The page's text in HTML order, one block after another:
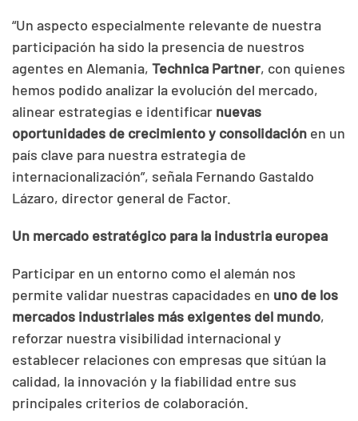
“Un aspecto especialmente relevante de nuestra
participación ha sido la presencia de nuestros
agentes en Alemania, Technica Partner, con quienes
hemos podido analizar la evolución del mercado,
alinear estrategias e identificar nuevas
oportunidades de crecimiento y consolidación en un
país clave para nuestra estrategia de
internacionalización”, señala Fernando Gastaldo
Lázaro, director general de Factor.
Un mercado estratégico para la industria europea
Participar en un entorno como el alemán nos
permite validar nuestras capacidades en uno de los
mercados industriales más exigentes del mundo,
reforzar nuestra visibilidad internacional y
establecer relaciones con empresas que sitúan la
calidad, la innovación y la fiabilidad entre sus
principales criterios de colaboración.